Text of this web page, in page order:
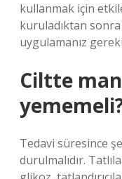
kullanmak için
kuruladıktan
uygulamanız
Ciltte
Tedavi süresince
durulmalıdır.